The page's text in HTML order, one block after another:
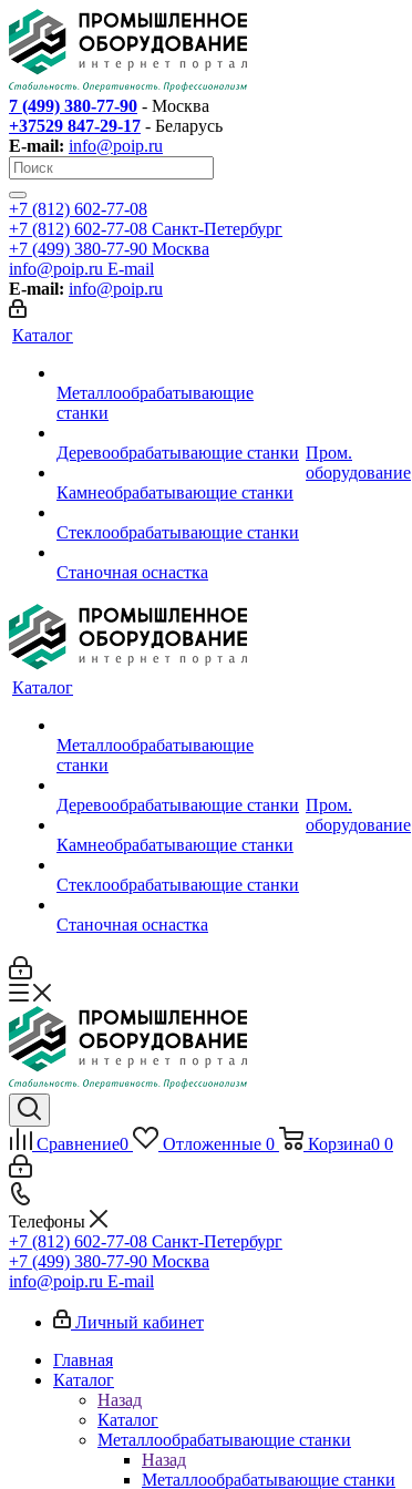
7 (499) 380-77-90 - Москва
+37529 847-29-17 - Беларусь
E-mail: info@poip.ru
+7 (812) 602-77-08
+7 (812) 602-77-08 Санкт-Петербург
+7 (499) 380-77-90 Москва
info@poip.ru E-mail
E-mail: info@poip.ru
Каталог
Металлообрабатывающие
станки
Деревообрабатывающие станки
Камнеобрабатывающие станки
Стеклообрабатывающие станки
Станочная оснастка
Пром.
оборудование
Каталог
Металлообрабатывающие
станки
Деревообрабатывающие станки
Камнеобрабатывающие станки
Стеклообрабатывающие станки
Станочная оснастка
Пром.
оборудование
Сравнение0 Отложенные 0 Корзина0 0
Телефоны
+7 (812) 602-77-08 Санкт-Петербург
+7 (499) 380-77-90 Москва
info@poip.ru E-mail
Личный кабинет
Главная
Каталог
Назад
Каталог
Металлообрабатывающие станки
Назад
Металлообрабатывающие станки